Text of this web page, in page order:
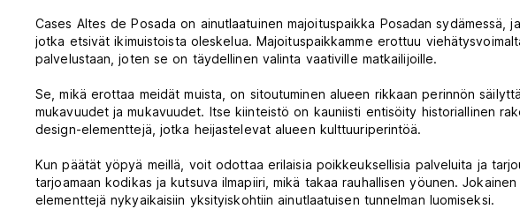
Cases Altes de Posada on ainutlaatuinen majoituspaikka Posadan sydämessä,
jotka etsivät ikimuistoista oleskelua. Majoituspaikkamme erottuu
palvelustaan, joten se on täydellinen valinta vaativille matkailijoille.
Se, mikä erottaa meidät muista, on sitoutuminen alueen rikkaan perinnön
mukavuudet ja mukavuudet. Itse kiinteistö on kauniisti entisöity historiallinen
design-elementtejä, jotka heijastelevat alueen kulttuuriperintöä.
Kun päätät yöpyä meillä, voit odottaa erilaisia ​​poikkeuksellisia palveluita ja
tarjoamaan kodikas ja kutsuva ilmapiiri, mikä takaa rauhallisen yöunen.
elementtejä nykyaikaisiin yksityiskohtiin ainutlaatuisen tunnelman luomiseksi.